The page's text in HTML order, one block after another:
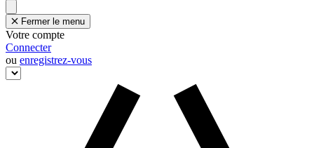
Fermer le menu
Votre compte
Connecter
ou enregistrez-vous